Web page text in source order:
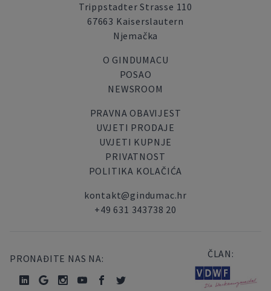
Trippstadter Strasse 110
67663 Kaiserslautern
Njemačka
O GINDUMACU
POSAO
NEWSROOM
PRAVNA OBAVIJEST
UVJETI PRODAJE
UVJETI KUPNJE
PRIVATNOST
POLITIKA KOLAČIĆA
kontakt@gindumac.hr
+49 631 343738 20
PRONAĐITE NAS NA: ČLAN: